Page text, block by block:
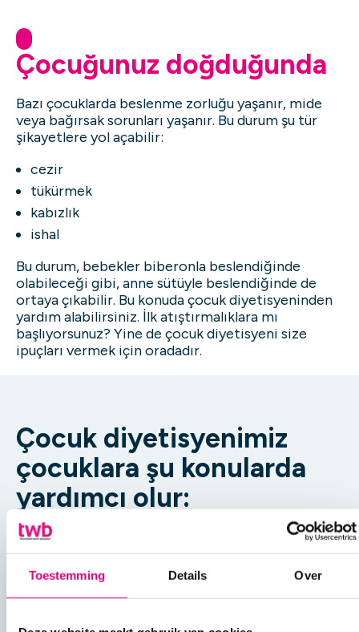
Toestemming Details Over
Çocuğunuz doğduğunda
Bazı çocuklarda beslenme zorluğu yaşanır, mide
veya bağırsak sorunları yaşanır. Bu durum şu tür
şikayetlere yol açabilir:
cezir
tükürmek
kabızlık
ishal
Bu durum, bebekler biberonla beslendiğinde
olabileceği gibi, anne sütüyle beslendiğinde de
ortaya çıkabilir. Bu konuda çocuk diyetisyeninden
yardım alabilirsiniz. İlk atıştırmalıklara mı
başlıyorsunuz? Yine de çocuk diyetisyeni size
ipuçları vermek için oradadır.
Çocuk diyetisyenimiz
çocuklara şu konularda
yardımcı olur:
Fazla kilolu olmak
Çocuğunuz aşırı kilolu mu? Çocuk
diyetisyenimiz daha sağlıklı besin seçimleri
Zayıf olmak veya düzgün beslenmemek